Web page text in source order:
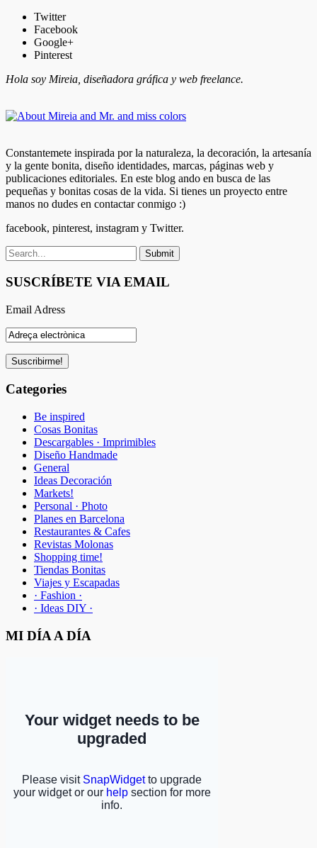
Twitter
Facebook
Google+
Pinterest
Hola soy Mireia, diseñadora gráfica y web freelance.
Constantemete inspirada por la naturaleza, la decoración, la artesanía
y la gente bonita, diseño identidades, marcas, páginas web y
publicaciones editoriales. En este blog ando en busca de las
pequeñas y bonitas cosas de la vida. Si tienes un proyecto entre
manos no dudes en contactar conmigo :)
facebook, pinterest, instagram y Twitter.
SUSCRÍBETE VIA EMAIL
Email Adress
Categories
Be inspired
Cosas Bonitas
Descargables · Imprimibles
Diseño Handmade
General
Ideas Decoración
Markets!
Personal · Photo
Planes en Barcelona
Restaurantes & Cafes
Revistas Molonas
Shopping time!
Tiendas Bonitas
Viajes y Escapadas
· Fashion ·
· Ideas DIY ·
MI DÍA A DÍA